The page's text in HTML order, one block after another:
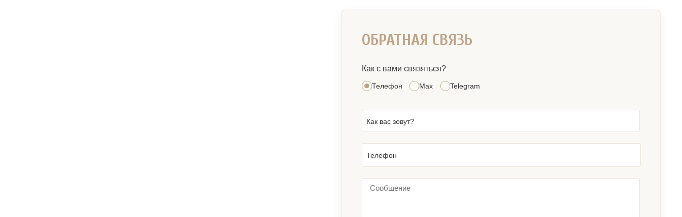
ОБРАТНАЯ СВЯЗЬ
Как с вами связяться?
Телефон Max Telegram
Как вас зовут?
Телефон